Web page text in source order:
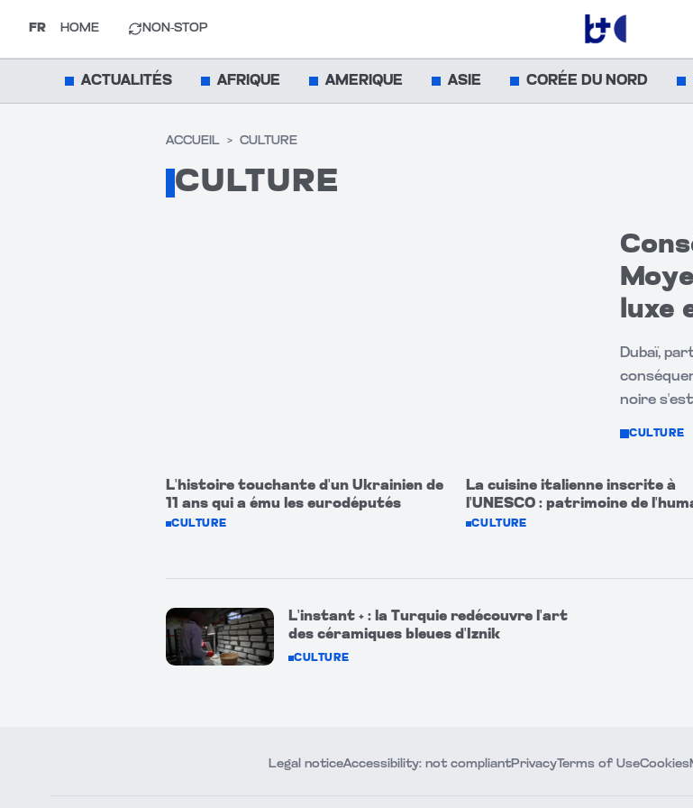
FR HOME NON-STOP
ACTUALITÉS AFRIQUE AMERIQUE ASIE CORÉE DU NORD
ACCUEIL > CULTURE
CULTURE
luxe
Dubaï,
noire
CULTURE
L'histoire touchante d'un Ukrainien de
11 ans qui a ému les eurodéputés
CULTURE
La cuisine italienne inscrite à
l'UNESCO : patrimoine de
CULTURE
L'instant + : la Turquie redécouvre l'art
des céramiques bleues d'Iznik
CULTURE
Legal noticeAccessibility: not compliantPrivacyTerms of UseCookies